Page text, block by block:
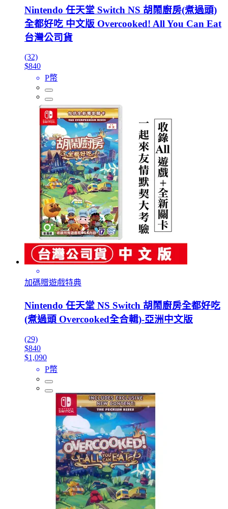
Nintendo 任天堂 Switch NS 胡鬧廚房(煮過頭)
全都好吃 中文版 Overcooked! All You Can Eat
台灣公司貨
(32)
$840
P幣
加碼贈遊戲特典
Nintendo 任天堂 NS Switch 胡鬧廚房全都好吃
(煮過頭 Overcooked全合輯)-亞洲中文版
(29)
$840
$1,090
P幣